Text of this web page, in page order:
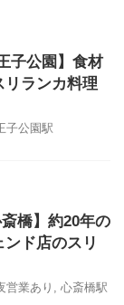
子公園】食材
リランカ料理
子公園駅
橋】約20年の
ド店のスリ
営業あり , 心斎橋駅